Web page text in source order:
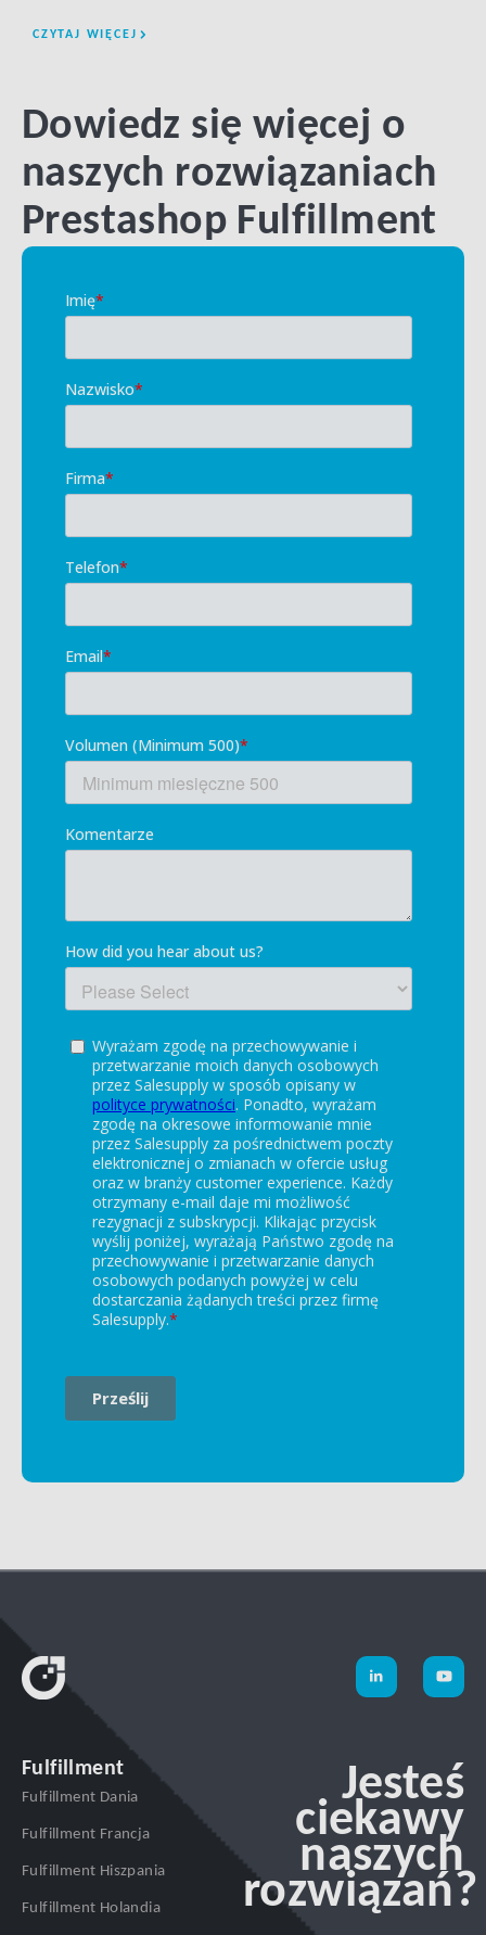
CZYTAJ WIĘCEJ
Dowiedz się więcej o
naszych rozwiązaniach
Prestashop Fulfillment
Fulfillment
Fulfillment Dania
Fulfillment Francja
Fulfillment Hiszpania
Fulfillment Holandia
Jesteś
ciekawy
naszych
rozwiązań?